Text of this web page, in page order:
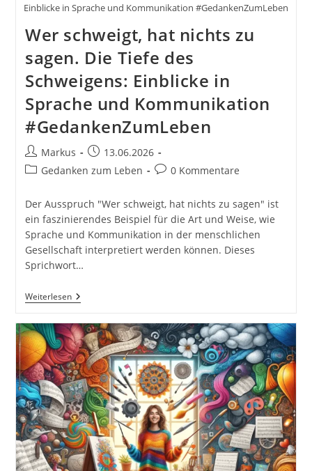
Einblicke in Sprache und Kommunikation #GedankenZumLeben
Wer schweigt, hat nichts zu
sagen. Die Tiefe des
Schweigens: Einblicke in
Sprache und Kommunikation
#GedankenZumLeben
Beitrags-
Autor:
Markus
Beitrag
veröffentlicht:
13.06.2026
Beitrags-
Gedanken zum Leben
Beitrags-
0 Kommentare
Der Ausspruch "Wer schweigt, hat nichts zu sagen" ist
ein faszinierendes Beispiel für die Art und Weise, wie
Sprache und Kommunikation in der menschlichen
Gesellschaft interpretiert werden können. Dieses
Sprichwort…
WeiterlesenWer
Schweigt,
Nichts
Zu
Sagen.
Die
Tiefe
Des
Schweigens:
Einblicke
In
Sprache
Und
Kommunikation
#GedankenZumLeben